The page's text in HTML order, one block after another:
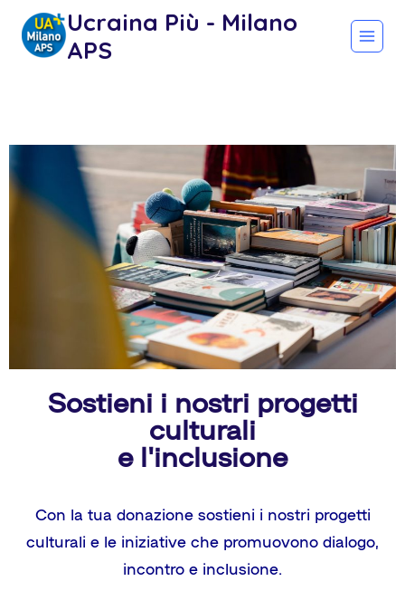
Ucraina Più - Milano
APS
Sostieni i nostri progetti
culturali
e l'inclusione
Con la tua donazione sostieni i nostri progetti
culturali e le iniziative che promuovono dialogo,
incontro e inclusione.